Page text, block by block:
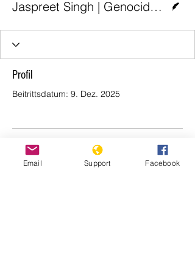
Jaspreet Singh | Genocide Watch
Profil
Beitrittsdatum: 9. Dez. 2025
Es gibt noch nichts zu
sehen
Email Support Facebook